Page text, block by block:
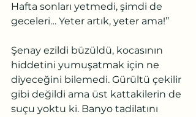
Hafta sonları yetmedi, şimdi de
geceleri… Yeter artık, yeter ama!’’
Şenay ezildi büzüldü, kocasının
hiddetini yumuşatmak için ne
diyeceğini bilemedi. Gürültü çekilir
gibi değildi ama üst kattakilerin de
suçu yoktu ki. Banyo tadilatını